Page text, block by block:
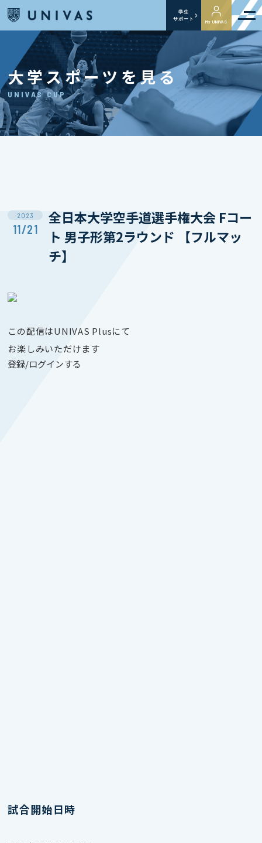
学生
サポート
My UNIVAS
大学スポーツを見る
UNIVAS CUP
2023
11/21
全日本大学空手道選手権大会 Fコー
ト 男子形第2ラウンド 【フルマッ
チ】
この配信はUNIVAS Plusにて
お楽しみいただけます
登録/ログインする
試合開始日時